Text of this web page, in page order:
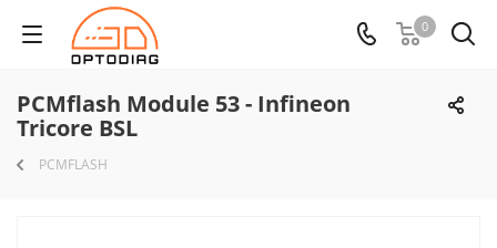
0
PCMflash Module 53 - Infineon
Tricore BSL
PCMFLASH